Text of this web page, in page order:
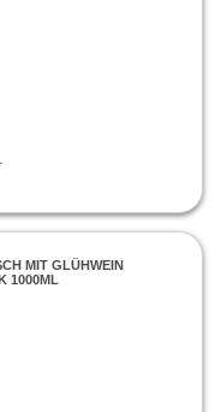
MIT GLÜHWEIN
1000ML